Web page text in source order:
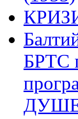
БРТС